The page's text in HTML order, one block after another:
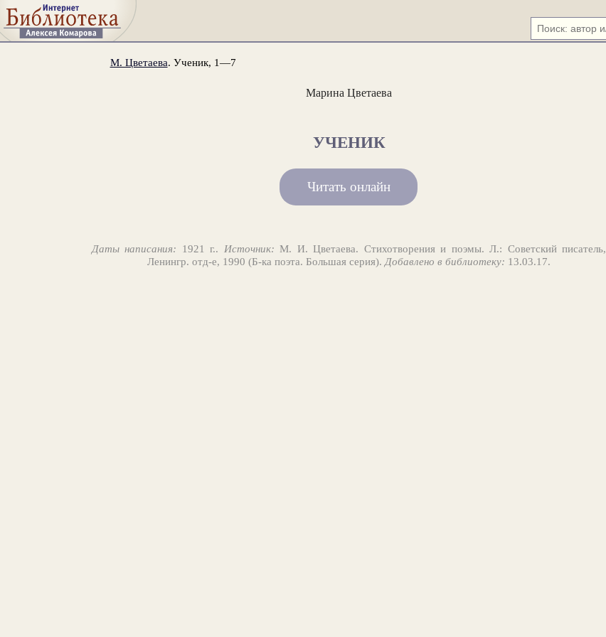
М. Цветаева. Ученик, 1—7
Марина Цветаева
УЧЕНИК
Читать онлайн
Даты написания: 1921 г.. Источник: М. И. Цветаева. Стихотворения и поэмы. Л.: Советский писатель,
Ленингр. отд-е, 1990 (Б-ка поэта. Большая серия).Добавлено в библиотеку: 13.03.17.